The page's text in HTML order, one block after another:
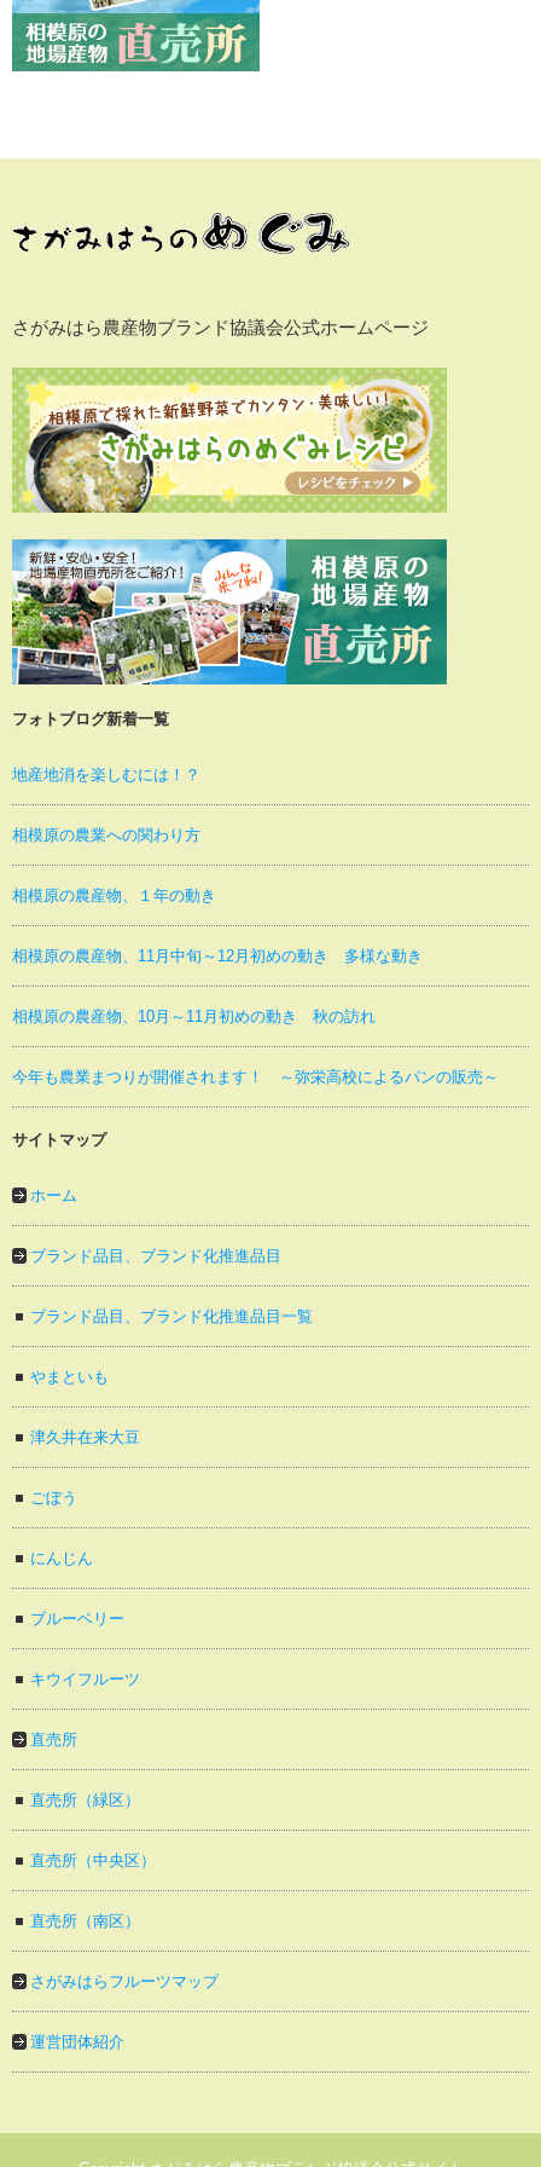
さがみはら農産物ブランド協議会公式ホームページ
フォトブログ新着一覧
地産地消を楽しむには！？
相模原の農業への関わり方
相模原の農産物、１年の動き
相模原の農産物、11月中旬～12月初めの動き 多様な動き
相模原の農産物、10月～11月初めの動き 秋の訪れ
今年も農業まつりが開催されます！ ～弥栄高校によるパンの販売～
サイトマップ
ホーム
ブランド品目、ブランド化推進品目
ブランド品目、ブランド化推進品目一覧
やまといも
津久井在来大豆
ごぼう
にんじん
ブルーベリー
キウイフルーツ
直売所
直売所（緑区）
直売所（中央区）
直売所（南区）
さがみはらフルーツマップ
運営団体紹介